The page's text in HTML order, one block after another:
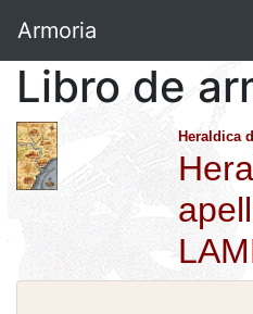
Armoria
Libro de
Heraldica